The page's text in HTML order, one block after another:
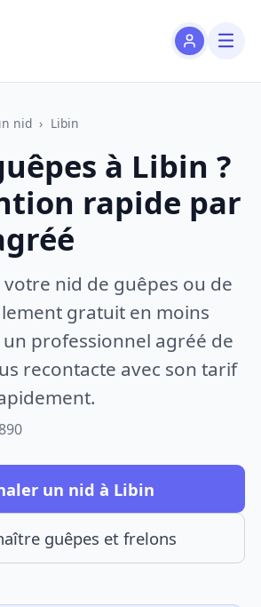
nid › Libin
à Libin ?
rapide par
votre nid de guêpes ou de
gratuit en moins
professionnel agréé de
recontacte avec son tarif
un nid à Libin
guêpes et frelons